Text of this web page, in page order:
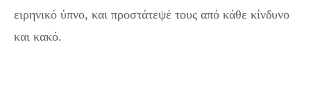
ειρηνικό ύπνο, και προστάτεψέ τους από κάθε κίνδυνο
και κακό.